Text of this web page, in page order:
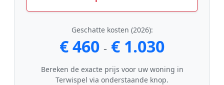
Geschatte kosten (2026):
€ 460 - € 1.030
Bereken de exacte prijs voor uw woning in
Terwispel via onderstaande knop.